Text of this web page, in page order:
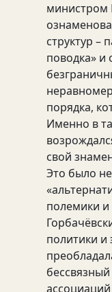
министром
структур –
поводка»
порядка,
Именно в
свой
Это было
полемики и
политики и